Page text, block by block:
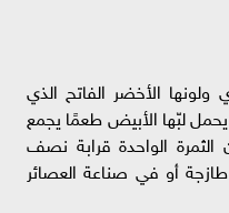
الأخضر الفاتح الذي
لبّها الأبيض طعمًا يجمع
الثمرة الواحدة قرابة نصف
طازجة أو في صناعة العصائر